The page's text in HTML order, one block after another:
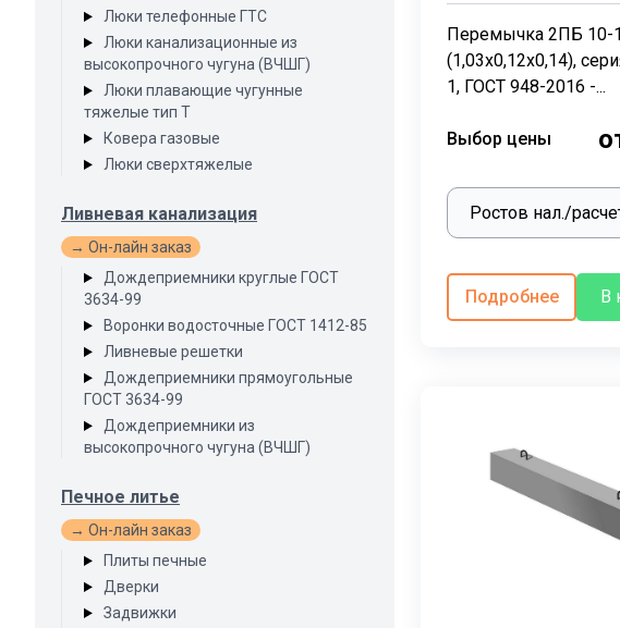
Люки телефонные ГТС
Люки канализационные из
высокопрочного чугуна (ВЧШГ)
Люки плавающие чугунные
тяжелые тип Т
Ковера газовые
Люки сверхтяжелые
Ливневая канализация
→ Он-лайн заказ
Дождеприемники круглые ГОСТ
3634-99
Воронки водосточные ГОСТ 1412-85
Ливневые решетки
Дождеприемники прямоугольные
ГОСТ 3634-99
Дождеприемники из
высокопрочного чугуна (ВЧШГ)
Печное литье
→ Он-лайн заказ
Плиты печные
Дверки
Задвижки
Перемычка 2ПБ 10-
(1,03х0,12х0,14),
1, ГОСТ 948-2016 -...
Выбор цены
Подробнее В